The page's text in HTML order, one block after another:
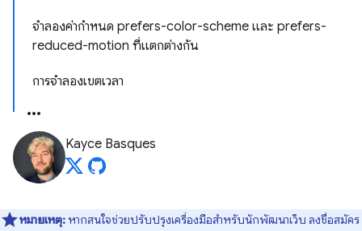
จำลองค่ากำหนด prefers-color-scheme และ prefers-
reduced-motion ที่แตกต่างกัน
การจำลองเขตเวลา
Kayce Basques
หมายเหตุ: หากสนใจช่วยปรับปรุงเครื่องมือสำหรับนักพัฒนาเว็บ ลงชื่อสมัคร